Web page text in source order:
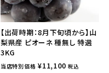
【出荷時期：8月下旬頃から】山
梨県産 ピオーネ 種無し 特選
3KG
当店特別価格 ¥11,100 税込